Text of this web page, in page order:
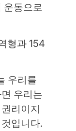
운동으로
형과 154
우리를
우리는
리이지
입니다.